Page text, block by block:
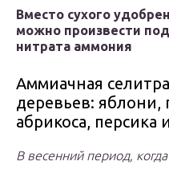
Вместо сухого
можно произвести
нитрата аммония
Аммиачная
деревьев: яблони,
абрикоса, персика
В весенний период,